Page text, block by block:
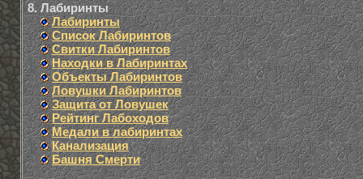
8. Лабиринты
Лабиринты
Список Лабиринтов
Свитки Лабиринтов
Находки в Лабиринтах
Объекты Лабиринтов
Ловушки Лабиринтов
Защита от Ловушек
Рейтинг Лабоходов
Медали в лабиринтах
Канализация
Башня Смерти